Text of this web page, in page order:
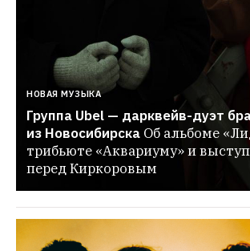
НОВАЯ МУЗЫКА
Группа Ubel — дарквейв-дуэт
из Новосибирска Об альбоме
трибьюте «Аквариуму» и
перед Киркоровым